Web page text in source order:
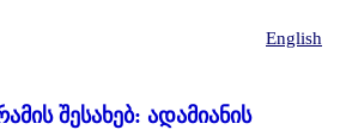
English
შესახებ: ადამიანის